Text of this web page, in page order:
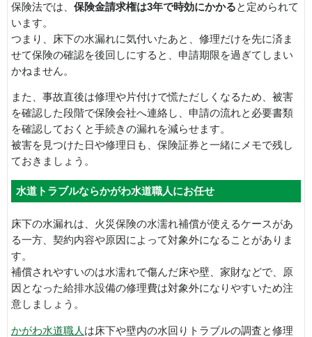
保険法では、 保険金請求権は3年で時効にかかると定められて
います。
つまり、床下の水漏れに気付いたあと、修理だけを先に済ま
せて保険の確認を後回しにすると、申請期限を過ぎてしまい
かねません。
また、事故直後は修理や片付けで慌ただしくなるため、被害
を確認した段階で保険会社へ連絡し、申請の流れと必要書類
を確認しておくと手続きの漏れを減らせます。
被害を見つけた日や修理日も、保険証券と一緒にメモで残し
ておきましょう。
水道トラブルならかがわ水道職人にお任せ
床下の水漏れは、火災保険の水濡れ補償が使えるケースがあ
る一方、契約内容や原因によって対象外になることがありま
す。
補償されやすいのは水濡れで傷んだ床や壁、家財などで、原
因となった給排水設備の修理費は対象外になりやすいため注
意しましょう。
かがわ水道職人 は床下や壁内の水回りトラブルの調査と修理